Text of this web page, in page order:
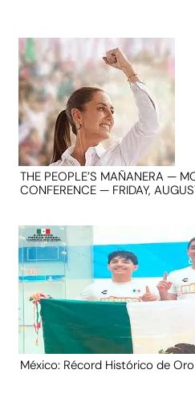
THE PEOPLE’S MAÑANERA —
CONFERENCE — FRIDAY,
México: Récord Histórico de